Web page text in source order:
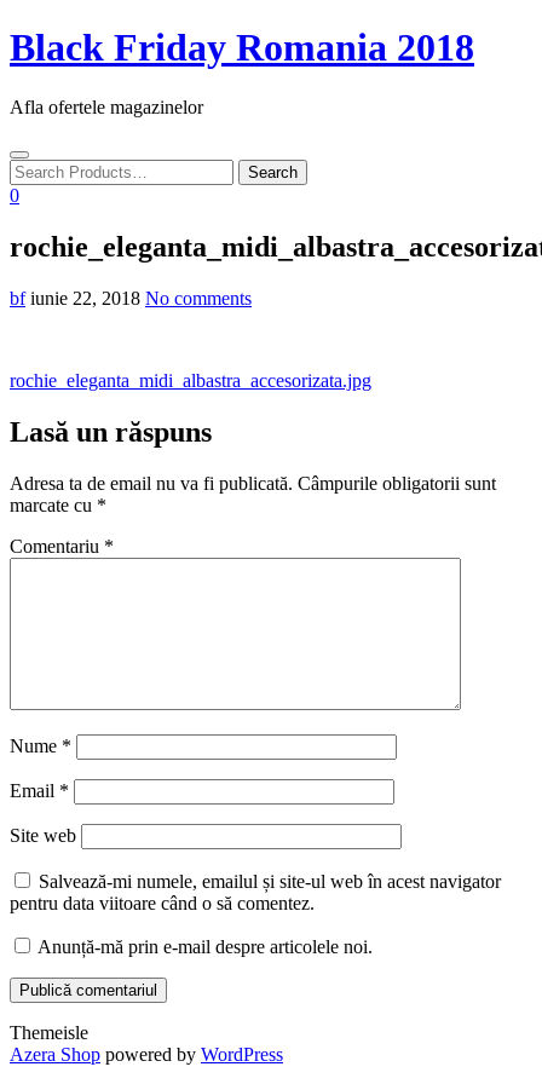
Skip
to
Black Friday Romania 2018
Afla ofertele magazinelor
Toggle
navigation
0
bf iunie 22, 2018 No comments
Navigare
în
articole
rochie_eleganta_midi_albastra_accesorizata.jpg
Lasă un răspuns
Adresa ta de email nu va fi publicată. Câmpurile obligatorii sunt
marcate cu *
Comentariu *
Nume *
Email *
Site web
Salvează-mi numele, emailul și site-ul web în acest navigator
pentru data viitoare când o să comentez.
Anunță-mă prin e-mail despre articolele noi.
Themeisle
Secondary
Azera Shop powered by WordPress